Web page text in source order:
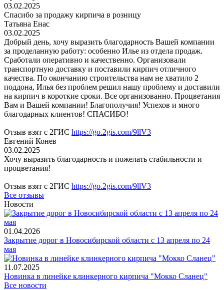
03.02.2025
Спасибо за продажу кирпича в розницу
Татьяна Енас
03.02.2025
Добрый день, хочу выразить благодарность Вашей компании
за проделанную работу: особенно Илье из отдела продаж.
Сработали оперативно и качественно. Организовали
транспортную доставку и поставили кирпич отличного
качества. По окончанию строительства нам не хватило 2
поддона, Илья без проблем решил нашу проблему и доставили
на кирпич в короткие сроки. Все организованно. Процветания
Вам и Вашей компании! Благополучия! Успехов и много
благодарных клиентов! СПАСИБО!
Отзыв взят с 2ГИС https://go.2gis.com/9llV3
Евгений Конев
03.02.2025
Хочу выразить благодарность и пожелать стабильности и
процветания!
Отзыв взят с 2ГИС https://go.2gis.com/9llV3
Все отзывы
Новости
01.04.2026
Закрытие дорог в Новосибирской области с 13 апреля по 24
мая
11.07.2025
Новинка в линейке клинкерного кирпича "Мокко Сланец"
Все новости